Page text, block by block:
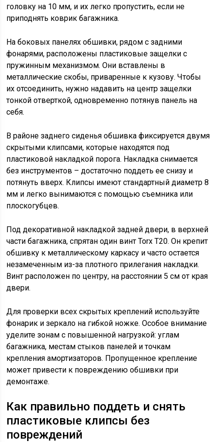
головку на 10 мм, и их легко пропустить, если не
приподнять коврик багажника.
На боковых панелях обшивки, рядом с задними
фонарями, расположены пластиковые защелки с
пружинным механизмом. Они вставлены в
металлические скобы, приваренные к кузову. Чтобы
их отсоединить, нужно надавить на центр защелки
тонкой отверткой, одновременно потянув панель на
себя.
В районе заднего сиденья обшивка фиксируется двумя
скрытыми клипсами, которые находятся под
пластиковой накладкой порога. Накладка снимается
без инструментов – достаточно поддеть ее снизу и
потянуть вверх. Клипсы имеют стандартный диаметр 8
мм и легко вынимаются с помощью съемника или
плоскогубцев.
Под декоративной накладкой задней двери, в верхней
части багажника, спрятан один винт Torx T20. Он крепит
обшивку к металлическому каркасу и часто остается
незамеченным из-за плотного прилегания накладки.
Винт расположен по центру, на расстоянии 5 см от края
двери.
Для проверки всех скрытых креплений используйте
фонарик и зеркало на гибкой ножке. Особое внимание
уделите зонам с повышенной нагрузкой: углам
багажника, местам стыков панелей и точкам
крепления амортизаторов. Пропущенное крепление
может привести к повреждению обшивки при
демонтаже.
Как правильно поддеть и снять
пластиковые клипсы без
повреждений